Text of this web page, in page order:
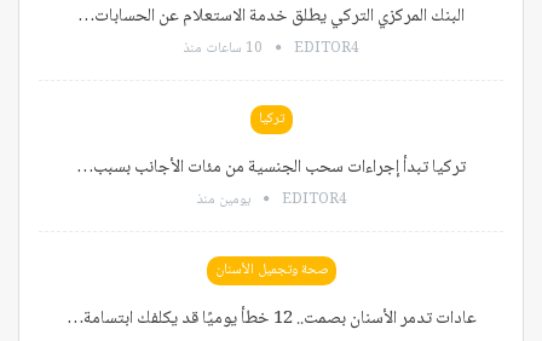
البنك المركزي التركي يطلق خدمة الاستعلام عن الحسابات…
EDITOR4 10 ساعات منذ
تركيا
تركيا تبدأ إجراءات سحب الجنسية من مئات الأجانب بسبب…
EDITOR4 يومين منذ
صحة وتجميل الأسنان
عادات تدمر الأسنان بصمت.. 12 خطأ يوميًا قد يكلفك ابتسامة…